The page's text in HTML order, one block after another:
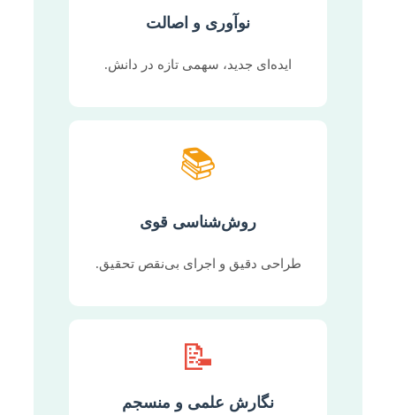
نوآوری و اصالت
ایده‌ای جدید، سهمی تازه در دانش.
📚
روش‌شناسی قوی
طراحی دقیق و اجرای بی‌نقص تحقیق.
📝
نگارش علمی و منسجم